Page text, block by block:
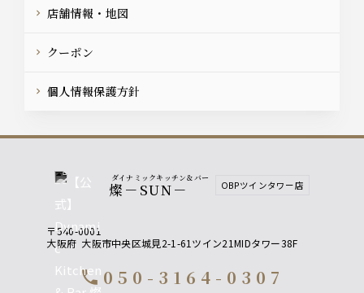
店舗情報・地図
クーポン
個人情報保護方針
ダイナミックキッチン＆バー
燦－SUN－ OBPツインタワー店
〒540-0001
大阪府 大阪市中央区城見2-1-61ツイン21MIDタワー38F
call 050-3164-0307